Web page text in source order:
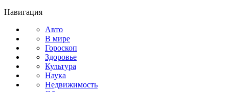
Навигация
Авто
В мире
Гороскоп
Здоровье
Культура
Наука
Недвижимость